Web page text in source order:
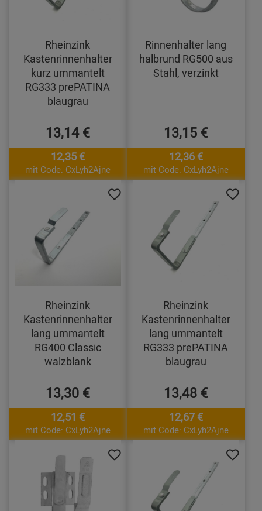
Rheinzink
Kastenrinnenhalter
kurz ummantelt
RG333 prePATINA
blaugrau
13,14 €
12,35 €
mit Code: CxLyh2Ajne
Rinnenhalter lang
halbrund RG500 aus
Stahl, verzinkt
13,15 €
12,36 €
mit Code: CxLyh2Ajne
Rheinzink
Kastenrinnenhalter
lang ummantelt
RG400 Classic
walzblank
13,30 €
12,51 €
mit Code: CxLyh2Ajne
Rheinzink
Kastenrinnenhalter
lang ummantelt
RG333 prePATINA
blaugrau
13,48 €
12,67 €
mit Code: CxLyh2Ajne